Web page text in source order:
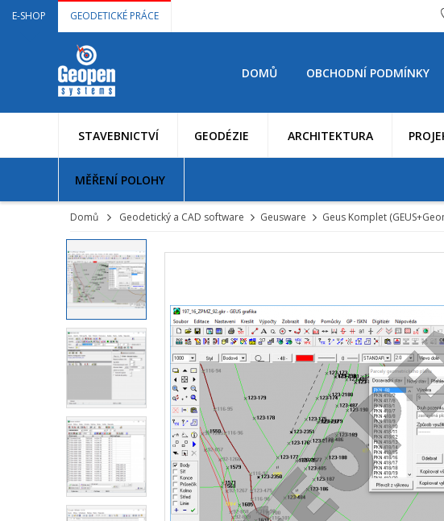
E-SHOP GEODETICKÉ PRÁCE
DOMŮ OBCHODNÍ PODMÍNKY
STAVEBNICTVÍ GEODÉZIE ARCHITEKTURA
MĚŘENÍ POLOHY
Domů Geodetický a CAD software Geusware Geus Komplet